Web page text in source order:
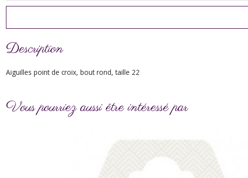
Description
Aiguilles point de croix, bout rond, taille 22
Vous pourriez aussi être intéressé par